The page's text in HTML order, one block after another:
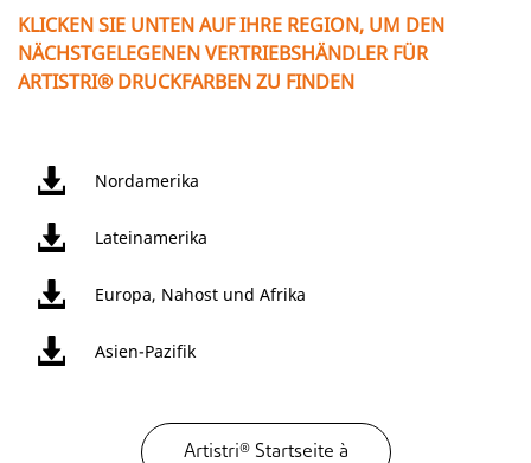
KLICKEN SIE UNTEN AUF IHRE REGION, UM DEN
NÄCHSTGELEGENEN VERTRIEBSHÄNDLER FÜR
ARTISTRI® DRUCKFARBEN ZU FINDEN
Nordamerika
Lateinamerika
Europa, Nahost und Afrika
Asien-Pazifik
Artistri® Startseite à